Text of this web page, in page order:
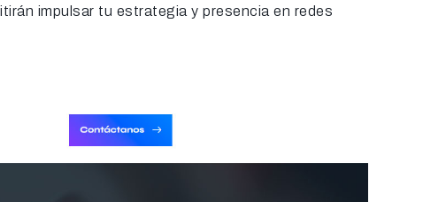
impulsar tu estrategia y presencia en redes